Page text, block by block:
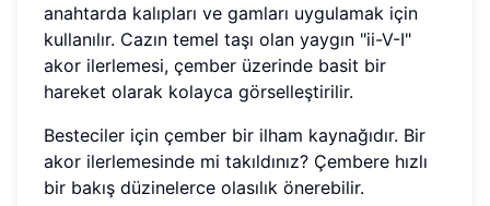
anahtarda kalıpları ve gamları uygulamak için
kullanılır. Cazın temel taşı olan yaygın "ii-V-I"
akor ilerlemesi, çember üzerinde basit bir
hareket olarak kolayca görselleştirilir.
Besteciler için çember bir ilham kaynağıdır. Bir
akor ilerlemesinde mi takıldınız? Çembere hızlı
bir bakış düzinelerce olasılık önerebilir.